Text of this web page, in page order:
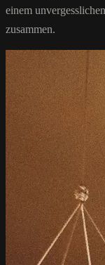
einem
zusammen.